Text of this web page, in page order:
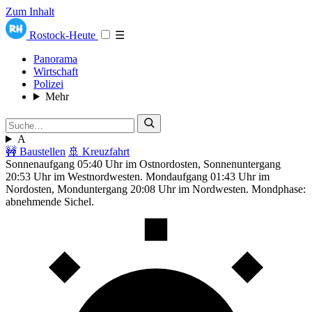
Zum Inhalt
Rostock-Heute
☰
Panorama
Wirtschaft
Polizei
Mehr
A
🚧 Baustellen 🚢 Kreuzfahrt
Sonnenaufgang 05:40 Uhr im Ostnordosten, Sonnenuntergang
20:53 Uhr im Westnordwesten. Mondaufgang 01:43 Uhr im
Nordosten, Monduntergang 20:08 Uhr im Nordwesten. Mondphase:
abnehmende Sichel.